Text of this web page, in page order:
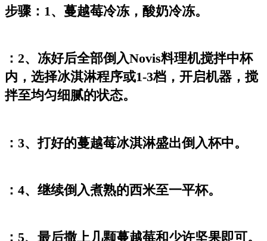
步骤：1、蔓越莓冷冻，酸奶冷冻。
：2、冻好后全部倒入Novis料理机搅拌中杯
内，选择冰淇淋程序或1-3档，开启机器，搅
拌至均匀细腻的状态。
：3、打好的蔓越莓冰淇淋盛出倒入杯中。
：4、继续倒入煮熟的西米至一平杯。
：5、最后撒上几颗蔓越莓和少许坚果即可。